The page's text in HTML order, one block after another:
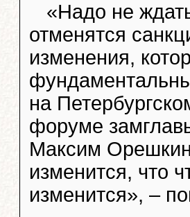
«Надо не
отменятся
изменения,
на
форуме
Максим
изменится, что
изменится», –